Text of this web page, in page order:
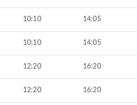
10:10 14:05
10:10 14:05
12:20 16:20
12:20 16:20